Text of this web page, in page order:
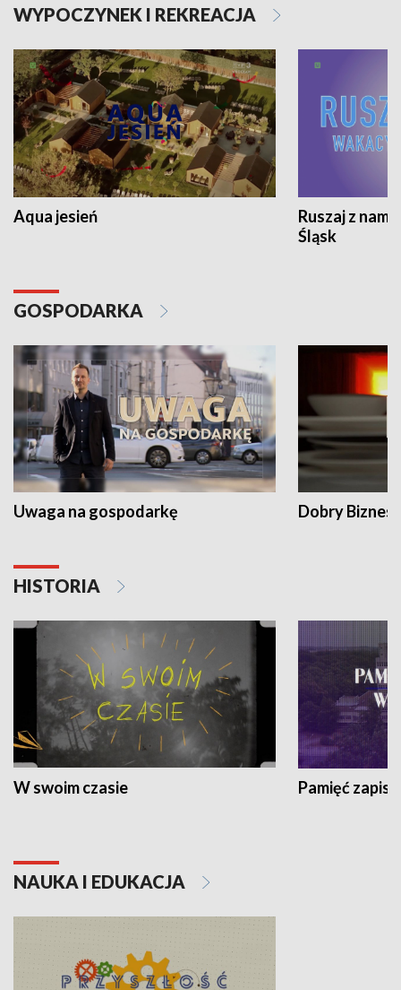
WYPOCZYNEK I REKREACJA
Aqua jesień
Ruszaj z
Śląsk
GOSPODARKA
Uwaga na gospodarkę Dobry Biznes
HISTORIA
W swoim czasie Pamięć
NAUKA I EDUKACJA